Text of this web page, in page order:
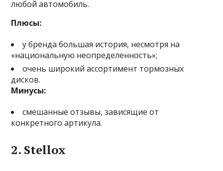
любой автомобиль.
Плюсы:
у бренда большая история, несмотря на
«национальную неопределенность»;
очень широкий ассортимент тормозных
дисков.
Минусы:
смешанные отзывы, зависящие от
конкретного артикула.
2. Stellox